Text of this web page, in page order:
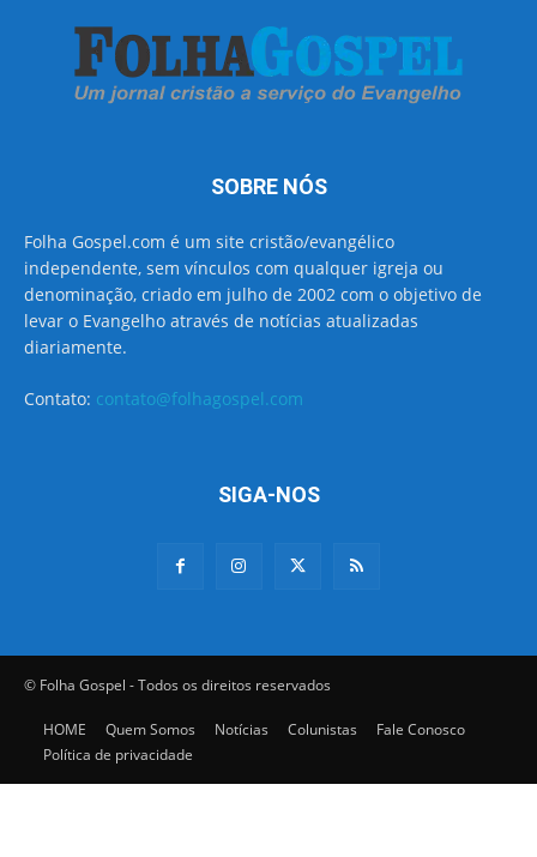
SOBRE NÓS
Folha Gospel.com é um site cristão/evangélico
independente, sem vínculos com qualquer igreja ou
denominação, criado em julho de 2002 com o objetivo de
levar o Evangelho através de notícias atualizadas
diariamente.
Contato: contato@folhagospel.com
SIGA-NOS
© Folha Gospel - Todos os direitos reservados
HOME Quem Somos Notícias Colunistas
Fale Conosco
Política de privacidade